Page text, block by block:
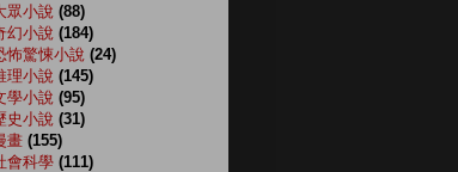
眾小說 (88)
幻小說 (184)
怖驚悚小說 (24)
理小說 (145)
學小說 (95)
史小說 (31)
畫 (155)
會科學 (111)